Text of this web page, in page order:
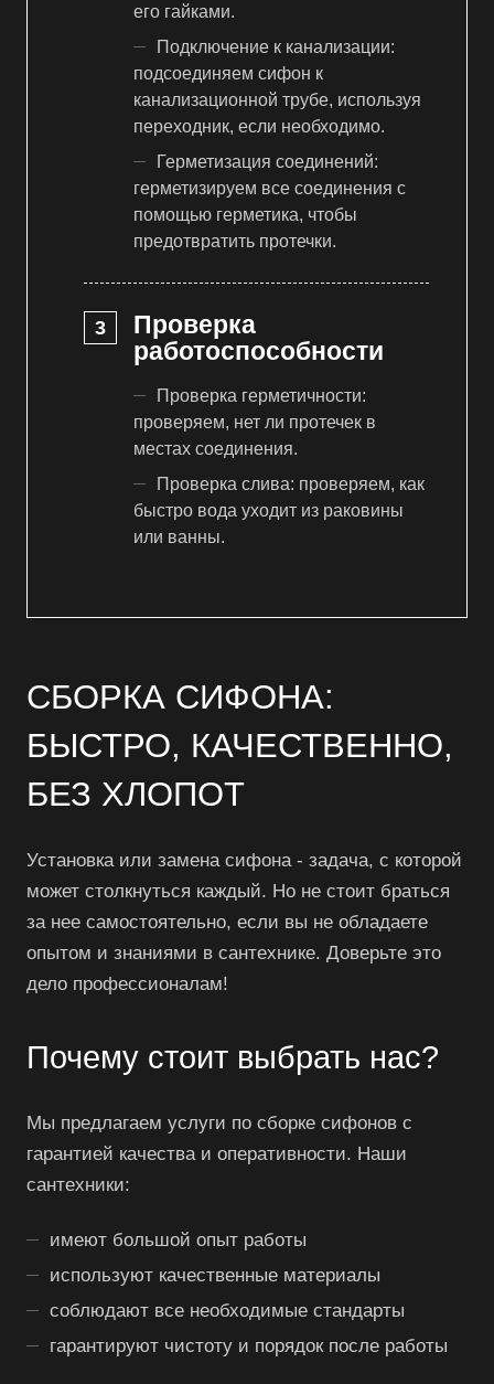
его гайками.
Подключение к канализации:
подсоединяем сифон к
канализационной трубе, используя
переходник, если необходимо.
Герметизация соединений:
герметизируем все соединения с
помощью герметика, чтобы
предотвратить протечки.
Проверка
работоспособности
Проверка герметичности:
проверяем, нет ли протечек в
местах соединения.
Проверка слива: проверяем, как
быстро вода уходит из раковины
или ванны.
СБОРКА СИФОНА:
БЫСТРО, КАЧЕСТВЕННО,
БЕЗ ХЛОПОТ
Установка или замена сифона - задача, с которой
может столкнуться каждый. Но не стоит браться
за нее самостоятельно, если вы не обладаете
опытом и знаниями в сантехнике. Доверьте это
дело профессионалам!
Почему стоит выбрать нас?
Мы предлагаем услуги по сборке сифонов с
гарантией качества и оперативности. Наши
сантехники:
имеют большой опыт работы
используют качественные материалы
соблюдают все необходимые стандарты
гарантируют чистоту и порядок после работы